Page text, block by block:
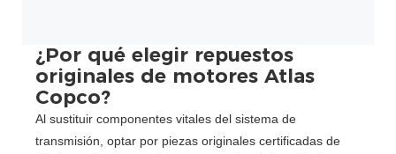
¿Por qué elegir repuestos
originales de motores Atlas
Copco?
Al sustituir componentes vitales del sistema de
transmisión, optar por piezas originales certificadas de